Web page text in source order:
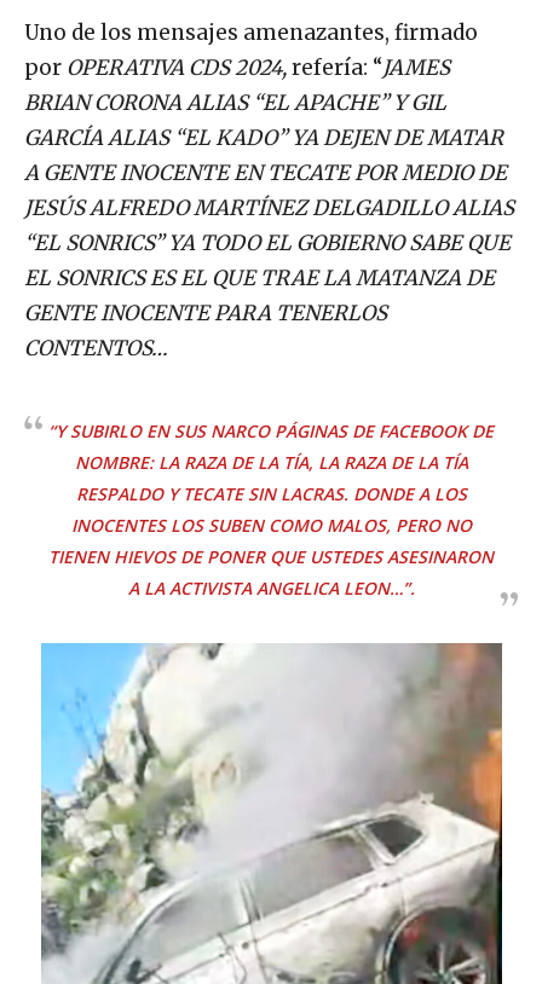
Uno de los mensajes amenazantes, firmado
por OPERATIVA CDS 2024,refería: “JAMES
BRIAN CORONA ALIAS “EL APACHE” Y GIL
GARCÍA ALIAS “EL KADO” YA DEJEN DE MATAR
A GENTE INOCENTE EN TECATE POR MEDIO DE
JESÚS ALFREDO MARTÍNEZ DELGADILLO ALIAS
“EL SONRICS” YA TODO EL GOBIERNO SABE QUE
EL SONRICS ES EL QUE TRAE LA MATANZA DE
GENTE INOCENTE PARA TENERLOS
CONTENTOS…
“Y SUBIRLO EN SUS NARCO PÁGINAS DE FACEBOOK DE
NOMBRE: LA RAZA DE LA TÍA, LA RAZA DE LA TÍA
RESPALDO Y TECATE SIN LACRAS. DONDE A LOS
INOCENTES LOS SUBEN COMO MALOS, PERO NO
TIENEN HIEVOS DE PONER QUE USTEDES ASESINARON
A LA ACTIVISTA ANGELICA LEON…”.